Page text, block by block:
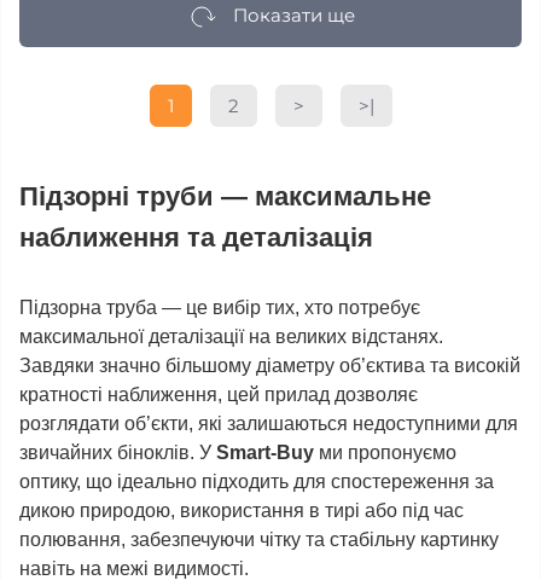
Показати ще
1 2 > >|
Підзорні труби — максимальне
наближення та деталізація
Підзорна труба — це вибір тих, хто потребує
максимальної деталізації на великих відстанях.
Завдяки значно більшому діаметру об’єктива та високій
кратності наближення, цей прилад дозволяє
розглядати об’єкти, які залишаються недоступними для
звичайних біноклів. У Smart-Buy ми пропонуємо
оптику, що ідеально підходить для спостереження за
дикою природою, використання в тирі або під час
полювання, забезпечуючи чітку та стабільну картинку
навіть на межі видимості.